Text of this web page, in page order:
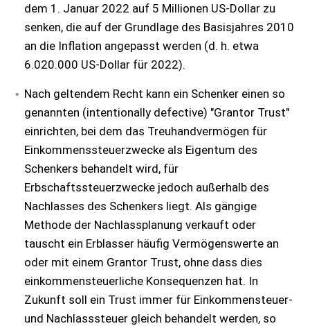
dem 1. Januar 2022 auf 5 Millionen US-Dollar zu
senken, die auf der Grundlage des Basisjahres 2010
an die Inflation angepasst werden (d. h. etwa
6.020.000 US-Dollar für 2022).
Nach geltendem Recht kann ein Schenker einen so
genannten (intentionally defective) "Grantor Trust"
einrichten, bei dem das Treuhandvermögen für
Einkommenssteuerzwecke als Eigentum des
Schenkers behandelt wird, für
Erbschaftssteuerzwecke jedoch außerhalb des
Nachlasses des Schenkers liegt. Als gängige
Methode der Nachlassplanung verkauft oder
tauscht ein Erblasser häufig Vermögenswerte an
oder mit einem Grantor Trust, ohne dass dies
einkommensteuerliche Konsequenzen hat. In
Zukunft soll ein Trust immer für Einkommensteuer-
und Nachlasssteuer gleich behandelt werden, so